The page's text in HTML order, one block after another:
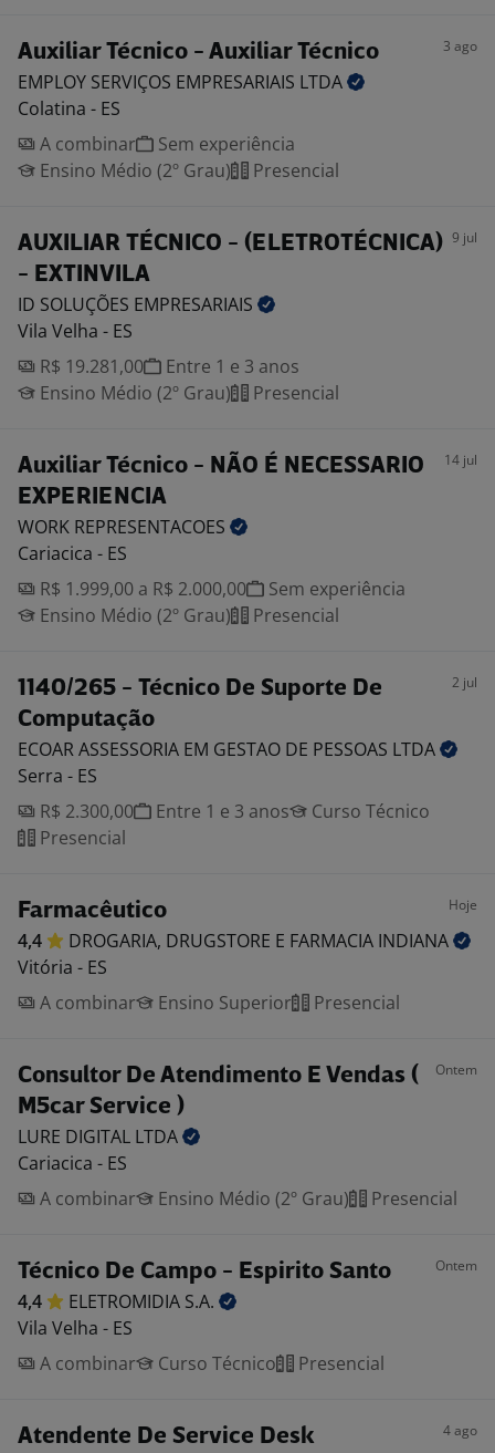
Auxiliar Técnico - Auxiliar Técnico 3 ago
EMPLOY SERVIÇOS EMPRESARIAIS LTDA
Colatina - ES
A combinar
Sem experiência
Ensino Médio (2º Grau)
Presencial
AUXILIAR TÉCNICO - (ELETROTÉCNICA)
- EXTINVILA
9 jul
ID SOLUÇÕES EMPRESARIAIS
Vila Velha - ES
R$ 19.281,00
Entre 1 e 3 anos
Ensino Médio (2º Grau)
Presencial
Auxiliar Técnico - NÃO É NECESSARIO
EXPERIENCIA
14 jul
WORK REPRESENTACOES
Cariacica - ES
R$ 1.999,00 a R$ 2.000,00
Sem experiência
Ensino Médio (2º Grau)
Presencial
1140/265 - Técnico De Suporte De
Computação
2 jul
ECOAR ASSESSORIA EM GESTAO DE PESSOAS LTDA
Serra - ES
R$ 2.300,00
Entre 1 e 3 anos
Curso Técnico
Presencial
Farmacêutico Hoje
4,4 DROGARIA, DRUGSTORE E FARMACIA INDIANA
Vitória - ES
A combinar
Ensino Superior Presencial
Consultor De Atendimento E Vendas (
M5car Service )
Ontem
LURE DIGITAL LTDA
Cariacica - ES
A combinar
Ensino Médio (2º Grau) Presencial
Técnico De Campo - Espirito Santo Ontem
4,4 ELETROMIDIA S.A.
Vila Velha - ES
A combinar
Curso Técnico Presencial
Atendente De Service Desk 4 ago